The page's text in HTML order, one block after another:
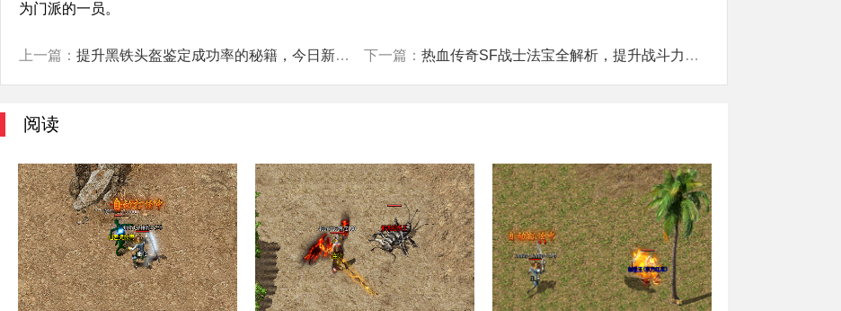
为门派的一员。
上一篇： 提升黑铁头盔鉴定成功率的秘籍，今日新开传奇私服玩家必看 下一篇： 热血传奇SF战士法宝全解析，提升战斗力的秘诀
阅读